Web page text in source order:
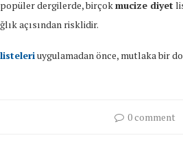
dergilerde, birçokmucize diyet
açısından risklidir.
uygulamadan önce, mutlaka bir
0 comment